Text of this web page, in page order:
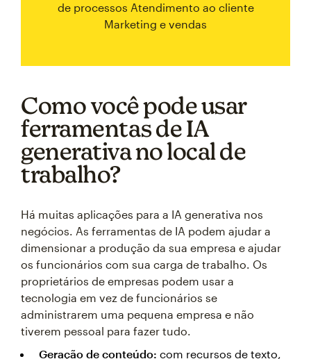
de processos Atendimento ao cliente
Marketing e vendas
Como você pode usar
ferramentas de IA
generativa no local de
trabalho?
Há muitas aplicações para a IA generativa nos
negócios. As ferramentas de IA podem ajudar a
dimensionar a produção da sua empresa e ajudar
os funcionários com sua carga de trabalho. Os
proprietários de empresas podem usar a
tecnologia em vez de funcionários se
administrarem uma pequena empresa e não
tiverem pessoal para fazer tudo.
Geração de conteúdo: com recursos de texto,